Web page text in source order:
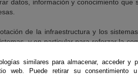
datos, información y conocimiento que
de la infraestructura y los
y en particular para reforzar la
cambio climático y su mitigación.
de Operaciones cofinanciadas
similares para almacenar, acceder y
web. Puede retirar su consentimiento u